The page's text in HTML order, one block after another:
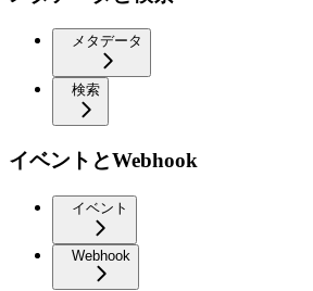
メタデータ
検索
イベントとWebhook
イベント
Webhook